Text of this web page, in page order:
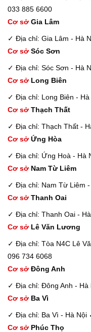
033 885 6600
Cơ sở Gia Lâm
✓ Địa chỉ: Gia Lâm - Hà
Cơ sở Sóc Sơn
✓ Địa chỉ: Sóc Sơn - Hà
Cơ sở Long Biên
✓ Địa chỉ: Long Biên - Hà
Cơ sở Thạch Thất
✓ Địa chỉ: Thạch Thất -
Cơ sở Ứng Hòa
✓ Địa chỉ: Ứng Hoà - Hà
Cơ sở Nam Từ Liêm
✓ Địa chỉ: Nam Từ Liêm -
Cơ sở Thanh Oai
✓ Địa chỉ: Thanh Oai -
Cơ sở Lê Văn Lương
✓ Địa chỉ: Tòa N4C Lê
096 734 6068
Cơ sở Đông Anh
✓ Địa chỉ: Đông Anh - Hà
Cơ sở Ba Vì
✓ Địa chỉ: Ba Vì - Hà Nội
Cơ sở Phúc Thọ